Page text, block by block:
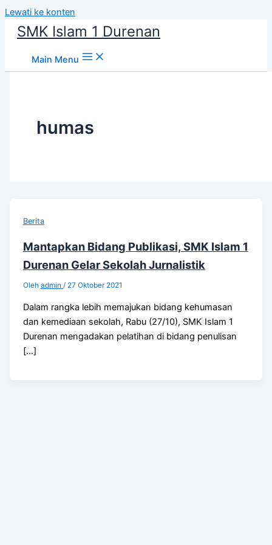
Lewati ke konten
SMK Islam 1 Durenan
Main Menu
humas
Berita
Mantapkan Bidang Publikasi, SMK Islam 1
Durenan Gelar Sekolah Jurnalistik
Oleh admin / 27 Oktober 2021
Dalam rangka lebih memajukan bidang kehumasan
dan kemediaan sekolah, Rabu (27/10), SMK Islam 1
Durenan mengadakan pelatihan di bidang penulisan
[…]